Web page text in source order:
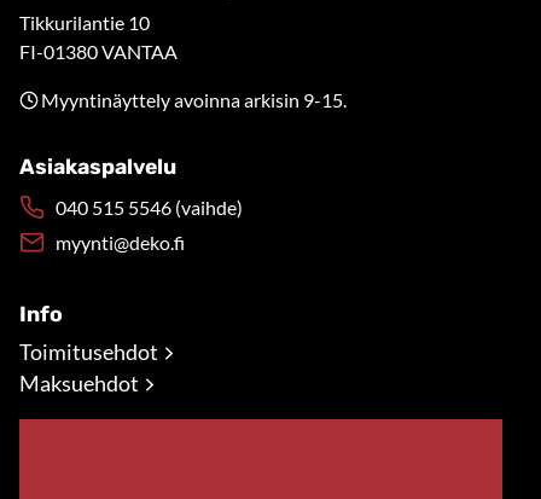
Tikkurilantie 10
FI-01380 VANTAA
Myyntinäyttely avoinna arkisin 9-15.
Asiakaspalvelu
040 515 5546 (vaihde)
myynti@deko.fi
Info
Toimitusehdot
Maksuehdot